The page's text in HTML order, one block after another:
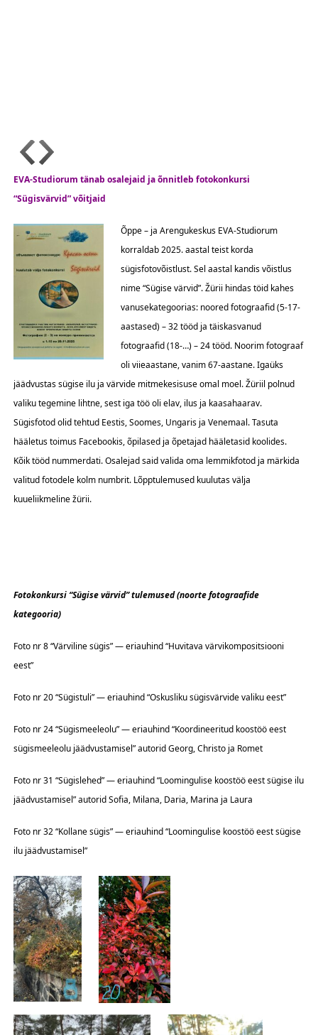
EVA-Studiorum tänab osalejaid ja õnnitleb fotokonkursi
“Sügisvärvid” võitjaid
Õppe – ja Arengukeskus EVA-Studiorum
korraldab 2025. aastal teist korda
sügisfotovõistlust. Sel aastal kandis võistlus
nime “Sügise värvid”. Žürii hindas töid kahes
vanusekategoorias: noored fotograafid (5-17-
aastased) – 32 tööd ja täiskasvanud
fotograafid (18-…) – 24 tööd. Noorim fotograaf
oli viieaastane, vanim 67-aastane. Igaüks
jäädvustas sügise ilu ja värvide mitmekesisuse omal moel. Žüriil polnud
valiku tegemine lihtne, sest iga töö oli elav, ilus ja kaasahaarav.
Sügisfotod olid tehtud Eestis, Soomes, Ungaris ja Venemaal. Tasuta
hääletus toimus Facebookis, õpilased ja õpetajad hääletasid koolides.
Kõik tööd nummerdati. Osalejad said valida oma lemmikfotod ja märkida
valitud fotodele kolm numbrit. Lõpptulemused kuulutas välja
kuueliikmeline žürii.
Fotokonkursi “Sügise värvid” tulemused (noorte fotograafide
kategooria)
Foto nr 8 “Värviline sügis” — eriauhind “Huvitava värvikompositsiooni
eest”
Foto nr 20 “Sügistuli” — eriauhind “Oskusliku sügisvärvide valiku eest”
Foto nr 24 “Sügismeeleolu” — eriauhind “Koordineeritud koostöö eest
sügismeeleolu jäädvustamisel” autorid Georg, Christo ja Romet
Foto nr 31 “Sügislehed” — eriauhind “Loomingulise koostöö eest sügise ilu
jäädvustamisel” autorid Sofia, Milana, Daria, Marina ja Laura
Foto nr 32 “Kollane sügis” — eriauhind “Loomingulise koostöö eest sügise
ilu jäädvustamisel”